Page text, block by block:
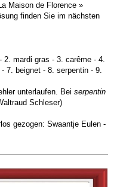
Maison de Florence »
finden Sie im nächsten
2. mardi gras - 3. carême - 4.
- 7. beignet - 8. serpentin - 9.
unterlaufen. Bei serpentin
Schleser)
gezogen: Swaantje Eulen -